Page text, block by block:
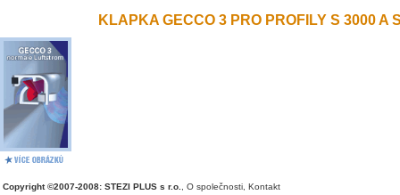
KLAPKA GECCO 3 PRO PROFILY S 3000 A
Copyright ©2007-2008: STEZI PLUS s r.o. O společnosti Kontakt